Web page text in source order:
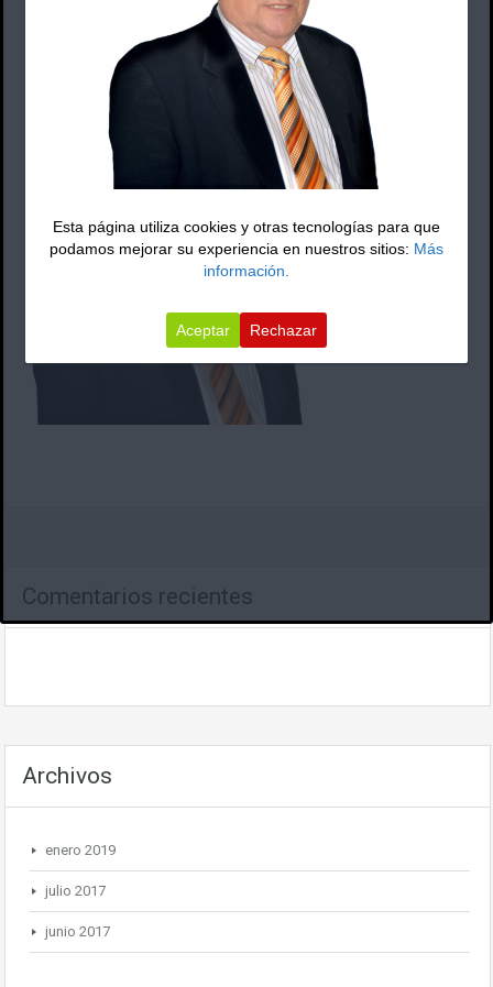
junio 13, 2017por admin en
Comentarios recientes
Archivos
enero 2019
julio 2017
junio 2017
Esta página utiliza cookies y otras tecnologías para que
podamos mejorar su experiencia en nuestros sitios: Más
información.
Aceptar Rechazar